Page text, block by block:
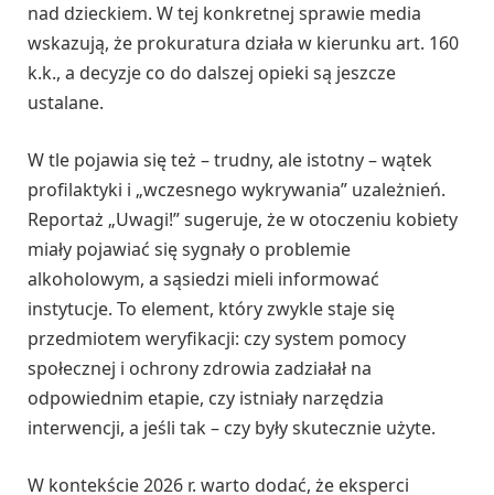
nad dzieckiem. W tej konkretnej sprawie media
wskazują, że prokuratura działa w kierunku art. 160
k.k., a decyzje co do dalszej opieki są jeszcze
ustalane.
W tle pojawia się też – trudny, ale istotny – wątek
profilaktyki i „wczesnego wykrywania” uzależnień.
Reportaż „Uwagi!” sugeruje, że w otoczeniu kobiety
miały pojawiać się sygnały o problemie
alkoholowym, a sąsiedzi mieli informować
instytucje. To element, który zwykle staje się
przedmiotem weryfikacji: czy system pomocy
społecznej i ochrony zdrowia zadziałał na
odpowiednim etapie, czy istniały narzędzia
interwencji, a jeśli tak – czy były skutecznie użyte.
W kontekście 2026 r. warto dodać, że eksperci